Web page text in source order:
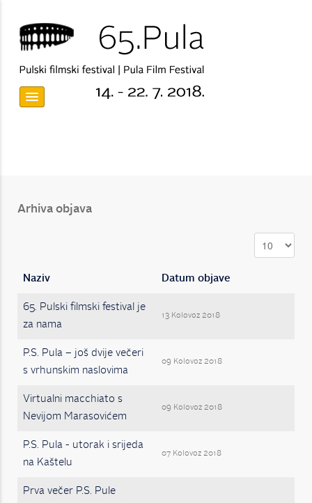
Arhiva objava
Naziv Datum objave
65. Pulski filmski festival je
za nama
13 Kolovoz 2018
P.S. Pula – još dvije večeri
s vrhunskim naslovima
09 Kolovoz 2018
Virtualni macchiato s
Nevijom Marasovićem
09 Kolovoz 2018
P.S. Pula - utorak i srijeda
na Kaštelu
07 Kolovoz 2018
Prva večer P.S. Pule